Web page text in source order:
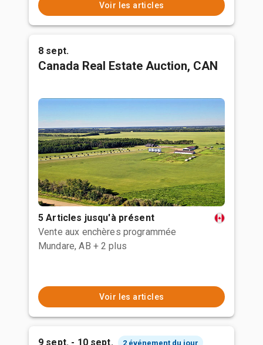
Voir les articles
8 sept.
Canada Real Estate Auction, CAN
5 Articles jusqu'à présent
Vente aux enchères programmée
Mundare, AB + 2 plus
Voir les articles
9 sept. - 10 sept. 2 événement du jour